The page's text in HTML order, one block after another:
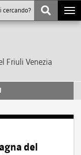
Friuli Venezia
del